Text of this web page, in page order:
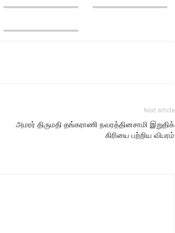
Next article
அமரர் திருமதி தங்கராணி நவரத்தினசாமி இறுதிக்
கிரியை பற்றிய விபரம்